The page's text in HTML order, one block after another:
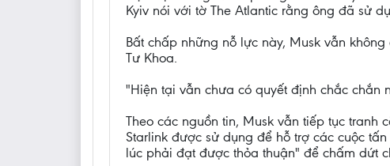
Kyiv nói với tờ The Atlantic rằng ông đã sử
Bất chấp những nỗ lực này, Musk vẫn
Tư Khoa.
"Hiện tại vẫn chưa có quyết định chắc chắn
Theo các nguồn tin, Musk vẫn tiếp tục
Starlink được sử dụng để hỗ trợ các cuộc
lúc phải đạt được thỏa thuận" để chấm dứt